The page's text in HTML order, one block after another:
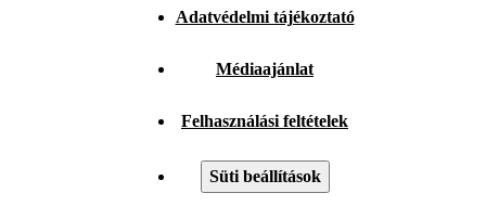
Adatvédelmi tájékoztató
Médiaajánlat
Felhasználási feltételek
Süti beállítások